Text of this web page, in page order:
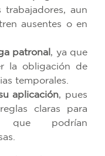
aun
ausentes o en
patronal , ya que
la obligación de
temporales.
aplicación, pues
claras para
que podrían